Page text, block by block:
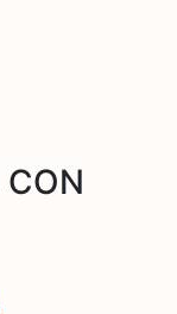
CON